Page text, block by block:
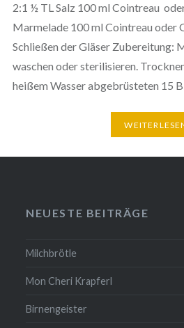
2:1 ½ TL Salz 100 ml Cointreau
Marmelade 100 ml Cointreau oder
Schließen der Gläser Zubereitung:
waschen oder sterilisieren.
heißem Wasser abgebrüsteten 15
NEUESTE BEITRÄGE
Milchbrötle
Mon Cheri Krapferl
Birnengeister